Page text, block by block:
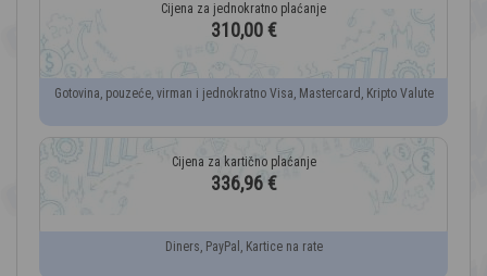
310,00 €
Gotovina, pouzeće, virman i jednokratno Visa, Mastercard, Kripto Valute
336,96 €
Diners, PayPal, Kartice na rate